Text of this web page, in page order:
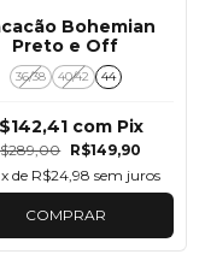
Bohemian
Preto e Off
36/38 40/42 44
R$149,90
com Pix
x de R$24,98 sem juros
COMPRAR